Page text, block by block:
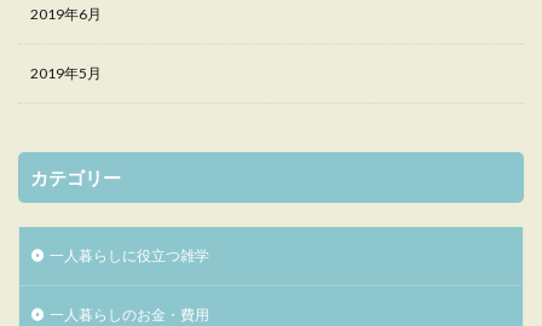
2019年6月
2019年5月
カテゴリー
一人暮らしに役立つ雑学
一人暮らしのお金・費用